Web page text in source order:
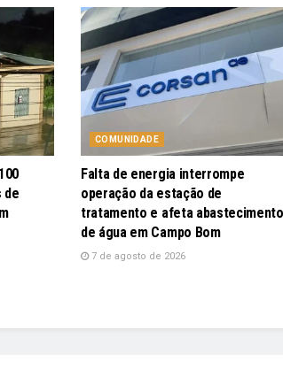
de
COMUNIDADE
Falta de energia interrompe
operação da estação de
tratamento e afeta abastecimento
de água em Campo Bom
7 de agosto de 2026